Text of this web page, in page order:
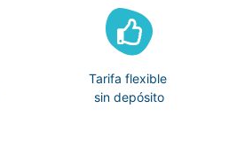
Tarifa flexible
sin depósito